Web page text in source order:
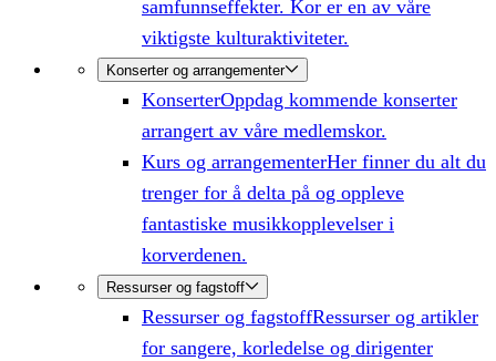
samfunnseffekter. Kor er en av våre
viktigste kulturaktiviteter.
Konserter og arrangementer
KonserterOppdag kommende konserter
arrangert av våre medlemskor.
Kurs og arrangementerHer finner du alt du
trenger for å delta på og oppleve
fantastiske musikkopplevelser i
korverdenen.
Ressurser og fagstoff
Ressurser og fagstoffRessurser og artikler
for sangere, korledelse og dirigenter